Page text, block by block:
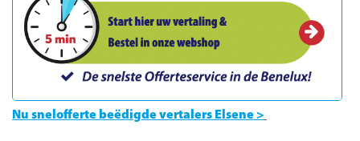
Nu snelofferte beëdigde vertalers Elsene >